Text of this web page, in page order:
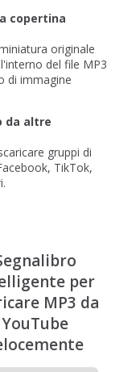
copertina
originale
del file MP3
di immagine
da altre
gruppi di
TikTok,
per
MP3 da
YouTube